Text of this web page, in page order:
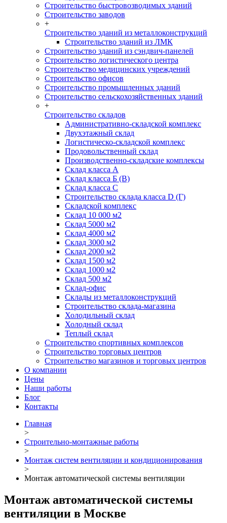
Строительство быстровозводимых зданий
Строительство заводов
+
Строительство зданий из металлоконструкций
Строительство зданий из ЛМК
Строительство зданий из сэндвич-панелей
Строительство логистического центра
Строительство медицинских учреждений
Строительство офисов
Строительство промышленных зданий
Строительство сельскохозяйственных зданий
+
Строительство складов
Административно-складской комплекс
Двухэтажный склад
Логистическо-складской комплекс
Продовольственный склад
Производственно-складские комплексы
Склад класса А
Склад класса Б (B)
Склад класса С
Строительство склада класса D (Г)
Складской комплекс
Склад 10 000 м2
Склад 5000 м2
Склад 4000 м2
Склад 3000 м2
Склад 2000 м2
Склад 1500 м2
Склад 1000 м2
Склад 500 м2
Склад-офис
Склады из металлоконструкций
Строительство склада-магазина
Холодильный склад
Холодный склад
Теплый склад
Строительство спортивных комплексов
Строительство торговых центров
Строительство магазинов и торговых центров
О компании
Цены
Наши работы
Блог
Контакты
Главная
>
Строительно-монтажные работы
>
Монтаж систем вентиляции и кондиционирования
>
Монтаж автоматической системы вентиляции
Монтаж автоматической системы
вентиляции в Москве